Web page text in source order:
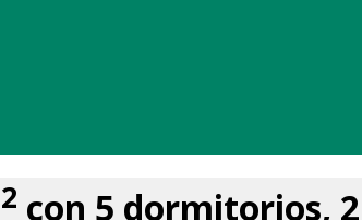
2 con 5 dormitorios,